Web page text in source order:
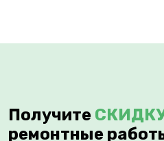
Получите СКИДКУ
ремонтные